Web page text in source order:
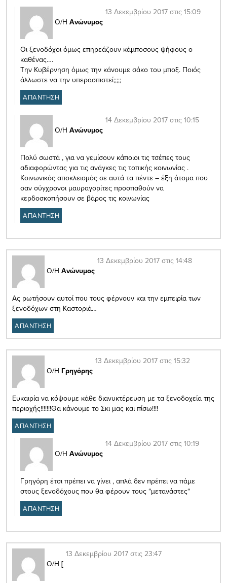
Ο/Η Ανώνυμος
13 Δεκεμβρίου 2017 στις 15:09
Οι ξενοδόχοι όμως επηρεάζουν κάμποσους ψήφους ο
καθένας….
Την Κυβέρνηση όμως την κάνουμε σάκο του μποξ. Ποιός
άλλωστε να την υπερασπιστεί;;;;;
ΑΠΑΝΤΗΣΗ
Ο/Η Ανώνυμος
14 Δεκεμβρίου 2017 στις 10:15
Πολύ σωστά , για να γεμίσουν κάποιοι τις τσέπες τους
αδιαφορώντας για τις ανάγκες τις τοπικής κοινωνίας .
Κοινωνικός αποκλεισμός σε αυτά τα πέντε – έξη άτομα που
σαν σύγχρονοι μαυραγορίτες προσπαθούν να
κερδοσκοπήσουν σε βάρος τις κοινωνίας
ΑΠΑΝΤΗΣΗ
Ο/Η Ανώνυμος
13 Δεκεμβρίου 2017 στις 14:48
Ας ρωτήσουν αυτοί που τους φέρνουν και την εμπειρία των
ξενοδόχων στη Καστοριά…
ΑΠΑΝΤΗΣΗ
Ο/Η Γρηγόρης
13 Δεκεμβρίου 2017 στις 15:32
Ευκαιρία να κόψουμε κάθε διανυκτέρευση με τα ξενοδοχεία της
περιοχής!!!!!!!Θα κάνουμε το Σκι μας και πίσω!!!!
ΑΠΑΝΤΗΣΗ
Ο/Η Ανώνυμος
14 Δεκεμβρίου 2017 στις 10:19
Γρηγόρη έτσι πρέπει να γίνει , απλά δεν πρέπει να πάμε
στους ξενοδόχους που θα φέρουν τους “μετανάστες“
ΑΠΑΝΤΗΣΗ
Ο/Η [
13 Δεκεμβρίου 2017 στις 23:47